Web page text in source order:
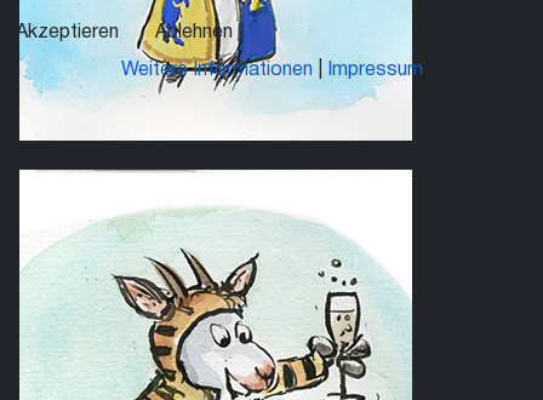
Akzeptieren Ablehnen
Weitere Informationen Impressum